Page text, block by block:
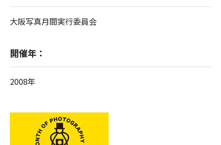
大阪写真月間実行委員会
開催年：
2008年